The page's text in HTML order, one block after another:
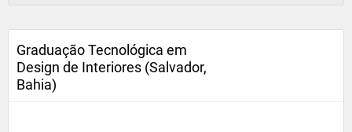
Graduação Tecnológica em
Design de Interiores (Salvador,
Bahia)